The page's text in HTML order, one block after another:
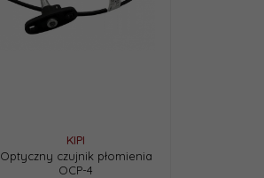
KIPI
Optyczny czujnik płomienia
OCP-4